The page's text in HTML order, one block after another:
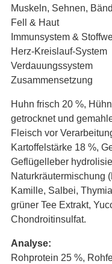
Muskeln, Sehnen,
Fell & Haut
Immunsystem &
Herz-Kreislauf-System
Verdauungssystem
Zusammensetzung
Huhn frisch 20 %,
getrocknet und
Fleisch vor
Kartoffelstärke 18 %,
Geflügelleber
Naturkräutermischung
Kamille, Salbei,
grüner Tee Extrakt,
Chondroitinsulfat.
Analyse:
Rohprotein 25 %,